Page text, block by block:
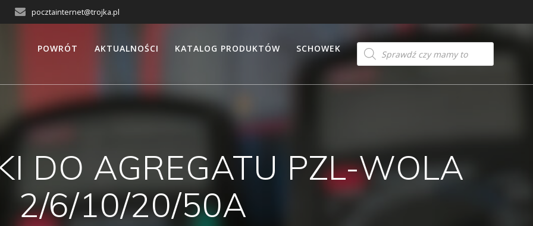
pocztainternet@trojka.pl
POWRÓT AKTUALNOŚCI KATALOG PRODUKTÓW SCHOWEK
Products
search
DO AGREGATU PZL-WOLA
2/6/10/20/50A